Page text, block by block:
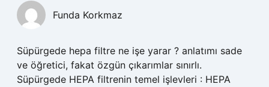
Funda Korkmaz
Süpürgede hepa filtre ne işe yarar ? anlatımı sade
ve öğretici, fakat özgün çıkarımlar sınırlı.
Süpürgede HEPA filtrenin temel işlevleri : HEPA